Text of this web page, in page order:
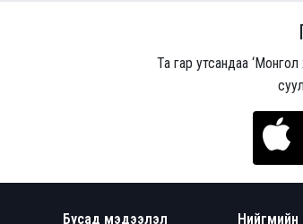
Та гар утсандаа
Бусад мэдээлэл Нийгмийн